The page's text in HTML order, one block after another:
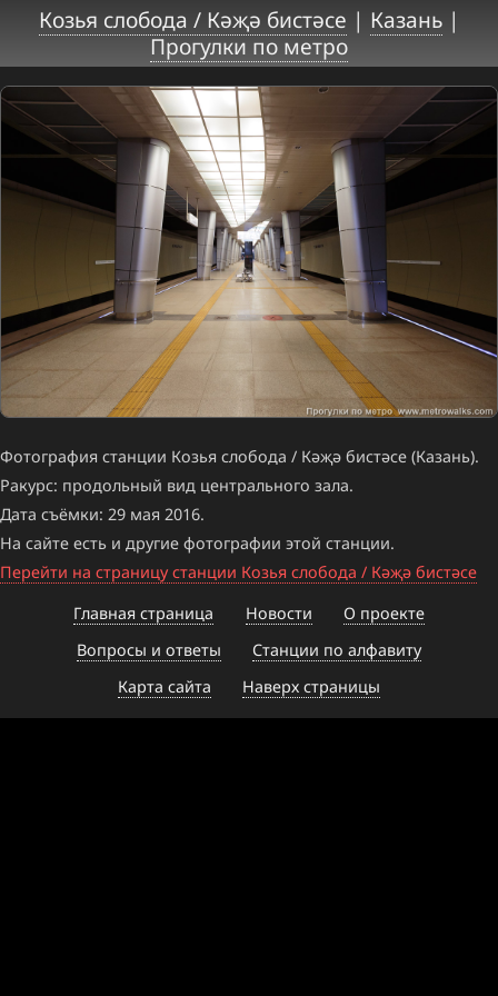
Козья слобода / Кәҗә бистәсе | Казань|
Прогулки по метро
Фотография станции Козья слобода / Кәҗә бистәсе (Казань).
Ракурс: продольный вид центрального зала.
Дата съёмки: 29 мая 2016.
На сайте есть и другие фотографии этой станции.
Перейти на страницу станции Козья слобода / Кәҗә бистәсе
Главная страница
Новости
О проекте
Вопросы и ответы
Станции по алфавиту
Карта сайта
Наверх страницы